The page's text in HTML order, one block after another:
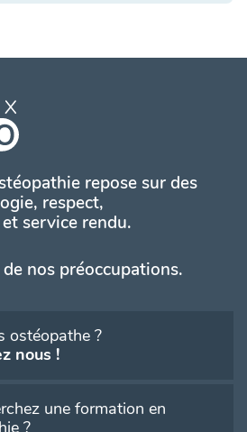
repose sur des
respect,
service rendu.
nos préoccupations.
ostéopathe ?
nous !
une formation en
?